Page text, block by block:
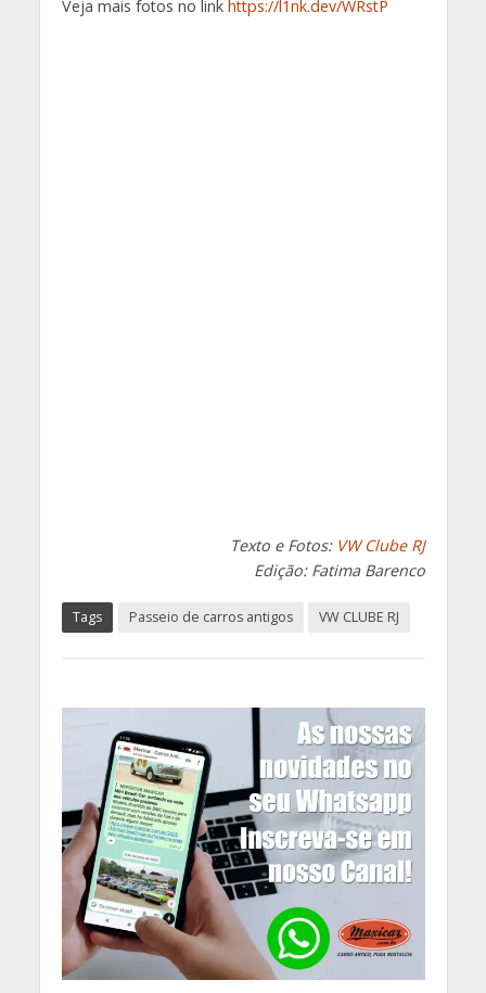
Veja mais fotos no link https://l1nk.dev/WRstP
Texto e Fotos: VW Clube RJ
Edição: Fatima Barenco
Tags Passeio de carros antigos VW CLUBE RJ